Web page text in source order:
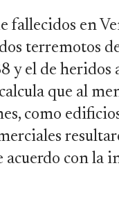
fallecidos en
terremotos
y el de heridos
que al
como
acuerdo con la